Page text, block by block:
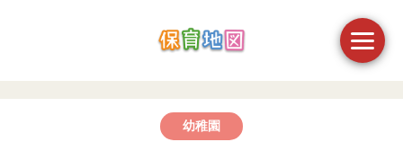
幼稚園